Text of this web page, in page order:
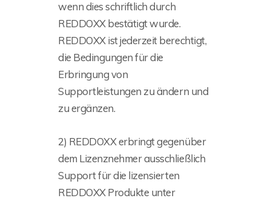
wenn dies schriftlich durch
REDDOXX bestätigt wurde.
REDDOXX ist jederzeit berechtigt,
die Bedingungen für die
Erbringung von
Supportleistungen zu ändern und
zu ergänzen.
2) REDDOXX erbringt gegenüber
dem Lizenznehmer ausschließlich
Support für die lizensierten
REDDOXX Produkte unter